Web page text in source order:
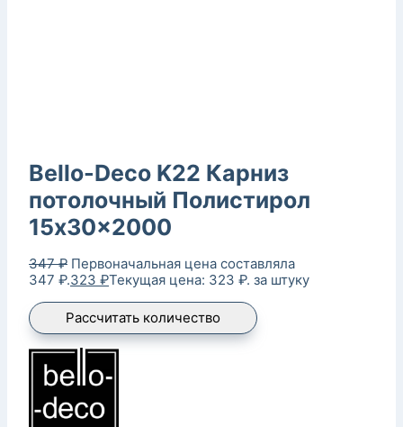
Bello-Deco K22 Карниз
потолочный Полистирол
15x30x2000
347₽ Первоначальная цена составляла
347 ₽.323 ₽Текущая цена: 323 ₽. за штуку
Рассчитать количество